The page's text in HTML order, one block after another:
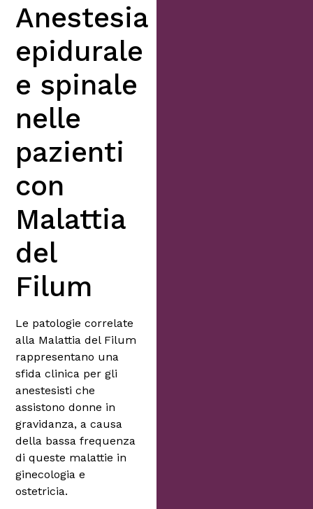
Anestesia
epidurale
e spinale
nelle
pazienti
con
Malattia
del
Filum
Le patologie correlate
alla Malattia del Filum
rappresentano una
sfida clinica per gli
anestesisti che
assistono donne in
gravidanza, a causa
della bassa frequenza
di queste malattie in
ginecologia e
ostetricia.